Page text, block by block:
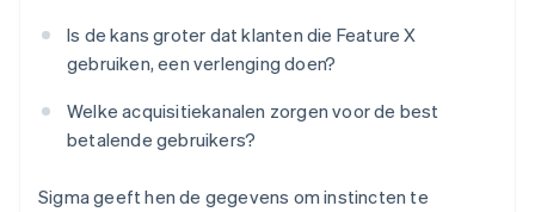
Is de kans groter dat klanten die Feature X
gebruiken, een verlenging doen?
Welke acquisitiekanalen zorgen voor de best
betalende gebruikers?
Sigma geeft hen de gegevens om instincten te